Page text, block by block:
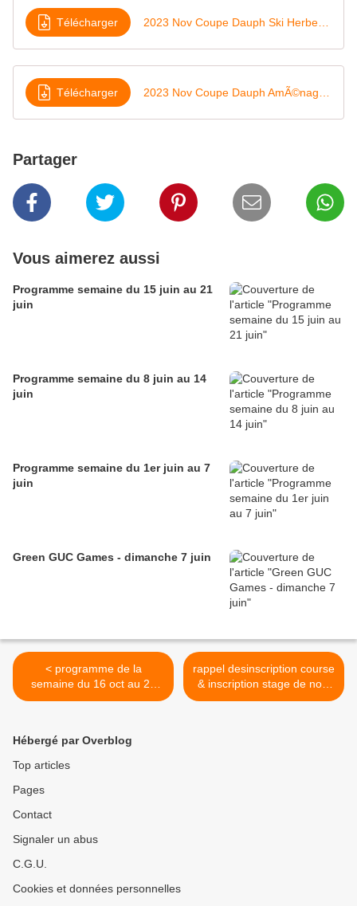
Télécharger
Télécharger
Partager
Vous aimerez aussi
Programme semaine du 15 juin au 21
juin
Programme semaine du 8 juin au 14
juin
Programme semaine du 1er juin au 7
juin
Green GUC Games - dimanche 7 juin
< programme de la
semaine du 16 oct au 22
oct - prevent nordic isere -
rappel desinscription course
& inscription stage de noel
pour les adultes >
Hébergé par Overblog
Top articles
Pages
Contact
Signaler un abus
C.G.U.
Cookies et données personnelles